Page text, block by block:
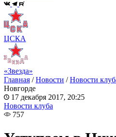
ЦСКА
«Звезда»
Главная /Новости /Новости
Новгорде
17 декабря 2017, 20:25
Новости клуба
757